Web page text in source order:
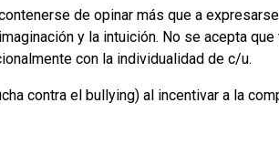
de opinar más que a
y la intuición. No se acepta
con la individualidad de c/u.
contra el bullying) al incentivar a la